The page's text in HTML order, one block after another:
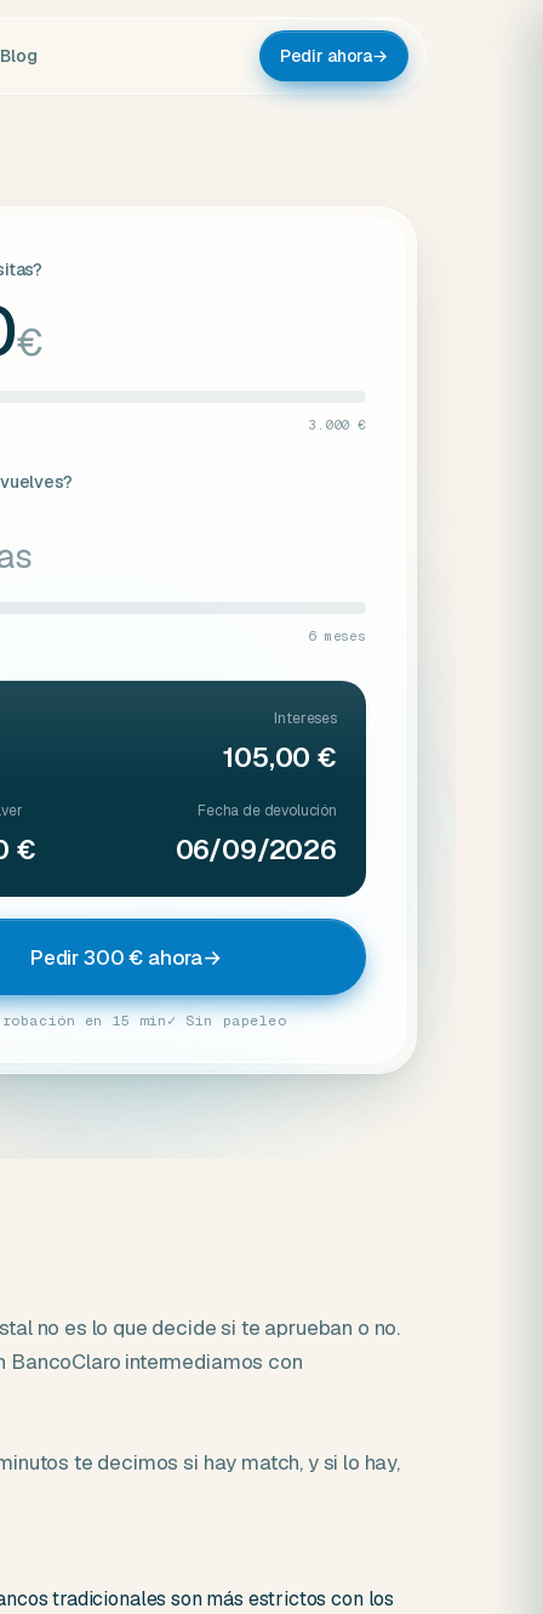
Blog Pedir ahora→
€
3.000 €
6 meses
Intereses
105,00 €
€
Fecha de devolución
06/09/2026
Pedir 300 € ahora→
en 15 min ✓ Sin papeleo
no es lo que decide si te aprueban o no.
BancoClaro intermediamos con
te decimos si hay match, y si lo hay,
tradicionales son más estrictos con los